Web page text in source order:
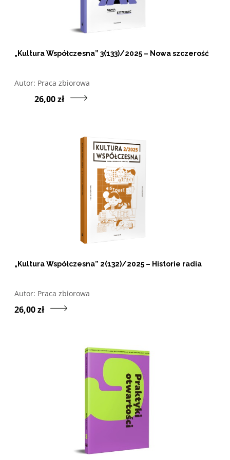
„Kultura Współczesna” 3(133)/2025 – Nowa szczerość
Autor: Otwórz w nowym oknie listę pozycji, których autorem
Praca zbiorowa
26,00 zł
„Kultura Współczesna” 2(132)/2025 – Historie radia
Autor: Otwórz w nowym oknie listę pozycji, których autorem
Praca zbiorowa
26,00 zł